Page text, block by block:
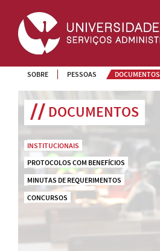
SOBRE PESSOAS DOCUMENTOS
DOCUMENTOS
INSTITUCIONAIS
PROTOCOLOS COM BENEFÍCIOS
MINUTAS DE REQUERIMENTOS
CONCURSOS